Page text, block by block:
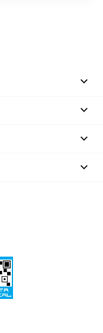


keyboard_arrow_down
